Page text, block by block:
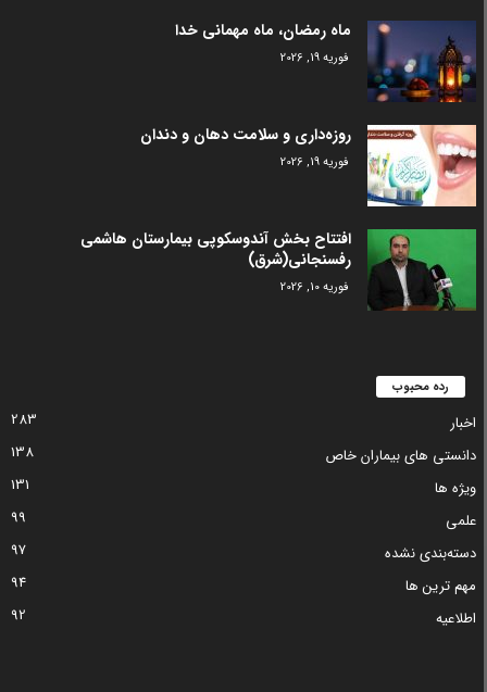
ماه رمضان، ماه مهمانی خدا
فوریه 19, 2026
روزه‌داری و سلامت دهان و دندان
فوریه 19, 2026
افتتاح بخش آندوسکوپی بیمارستان هاشمی
رفسنجانی(شرق)
فوریه 10, 2026
رده محبوب
اخبار
283
دانستی های بیماران خاص
138
ویژه ها
131
علمی
99
دسته‌بندی نشده
97
مهم ترین ها
94
اطلاعیه
92